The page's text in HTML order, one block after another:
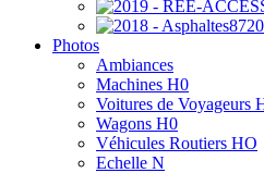
Photos
Ambiances
Machines H0
Voitures de Voyageurs
Wagons H0
Véhicules Routiers HO
Echelle N